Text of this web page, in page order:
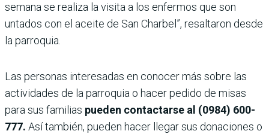
semana se realiza la visita a los enfermos que son
untados con el aceite de San Charbel”, resaltaron desde
la parroquia.
Las personas interesadas en conocer más sobre las
actividades de la parroquia o hacer pedido de misas
para sus familias pueden contactarse al (0984) 600-
777. Así también, pueden hacer llegar sus donaciones o